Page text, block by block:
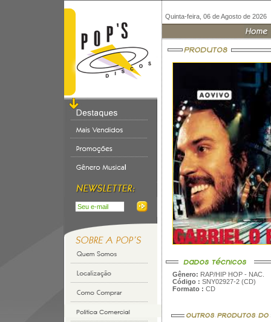
Quinta-feira, 06 de Agosto de 2026
Gênero: RAP/HIP HOP - NAC.
Código : SNY02927-2 (CD)
Formato : CD